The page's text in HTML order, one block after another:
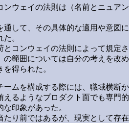
ンウェイの法則は（名前とニュアン
通して、その具体的な適用や意図に
。
とコンウェイの法則によって規定さ
の範囲については自分の考えを改め
得られた。
ームを構成する際には、職域横断か
えるようなプロダクト面でも専門的
印象があった。
たり前ではあるが、現実として存在